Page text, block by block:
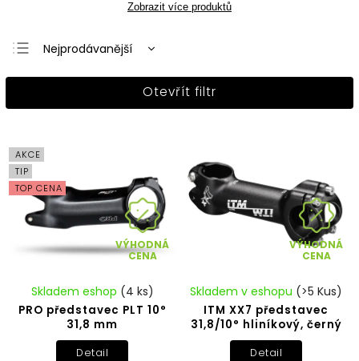
Zobrazit více produktů
Nejprodávanější
Nejlevnější
Otevřít filtr
AKCE
TIP
TOP CENA
VÝHODNÁ
CENA
PRO představec PLT 10°
31,8 mm
Skladem eshop (4 ks)
Detail
VÝHODNÁ
CENA
ITM XX7 představec
31,8/10° hliníkový, černý
Skladem v eshopu (>5 Kus)
Detail